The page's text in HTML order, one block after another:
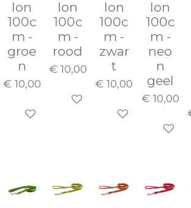
lon
100c
m -
groe
n
€ 10,00
Houd mij op de hoogte
lon
100c
m -
rood
€ 10,00
In winkelwagen
lon
100c
m -
zwar
t
€ 10,00
In winkelwagen
lon
100c
m -
neo
n
geel
€ 10,00
In